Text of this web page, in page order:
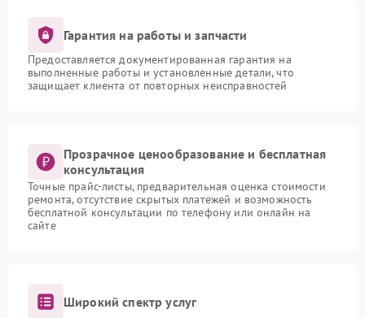
Гарантия на работы и запчасти
Предоставляется документированная гарантия на
выполненные работы и установленные детали, что
защищает клиента от повторных неисправностей
Прозрачное ценообразование и бесплатная
консультация
Точные прайс-листы, предварительная оценка стоимости
ремонта, отсутствие скрытых платежей и возможность
бесплатной консультации по телефону или онлайн на
сайте
Широкий спектр услуг